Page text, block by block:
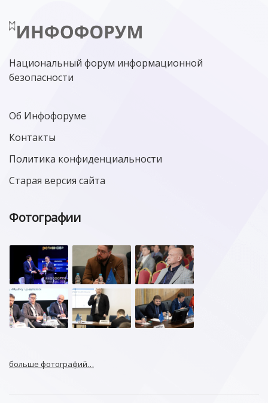
Национальный форум информационной
безопасности
Об Инфофоруме
Контакты
Политика конфиденциальности
Старая версия сайта
Фотографии
больше фотографий…